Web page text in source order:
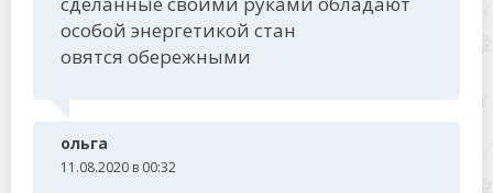
особой энергетикой стан
овятся обережными
ольга
11.08.2020 в 00:32